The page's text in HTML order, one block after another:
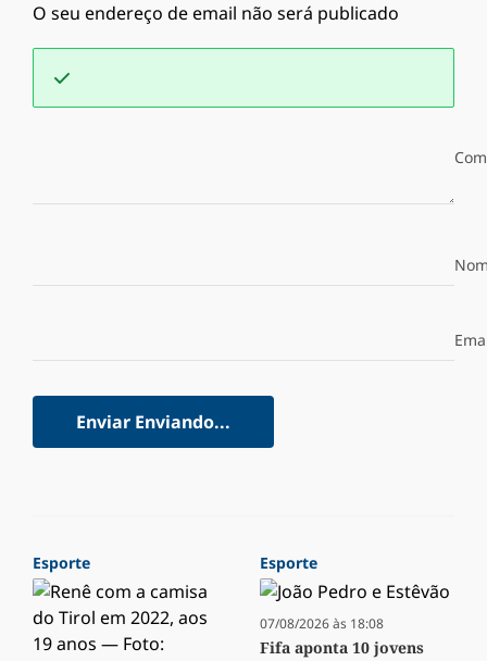
O seu endereço de email não será publicado
Enviar Enviando...
Esporte Esporte
07/08/2026 às 18:08
Fifa aponta 10 jovens